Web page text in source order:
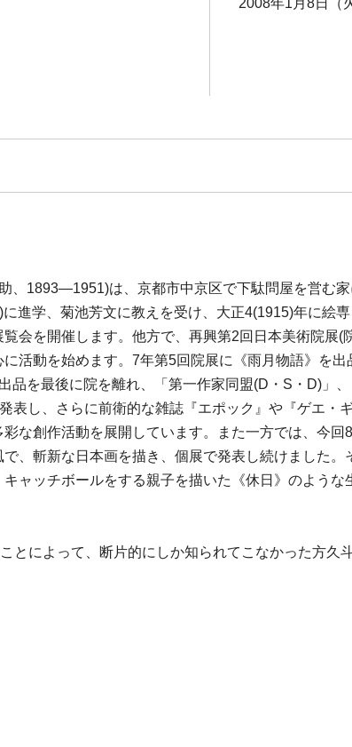
2008年1月8日（
、1893―1951)は、京都市中京区で下駄問屋を営む
進学、菊池芳文に教えを受け、大正4(1915)年に絵
会を開催します。他方で、再興第2回日本美術院展(
活動を始めます。7年第5回院展に《雨月物語》を
を最後に院を離れ、「第一作家同盟(D・S・D)」
表し、さらに前衛的な雑誌『エポック』や『ゲエ・
な創作活動を展開しています。また一方では、今
、斬新な日本画を描き、個展で発表し続けました
ャッチボールをする親子を描いた《休日》のよう
とによって、断片的にしか知られてこなかった方久